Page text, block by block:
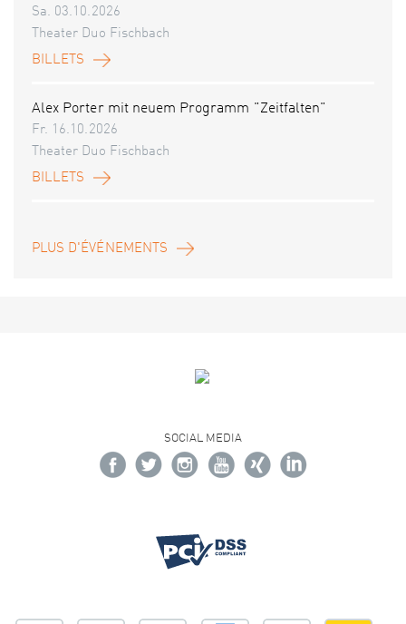
Sa. 03.10.2026
Theater Duo Fischbach
BILLETS
Alex Porter mit neuem Programm "Zeitfalten"
Fr. 16.10.2026
Theater Duo Fischbach
BILLETS
PLUS D'ÉVÉNEMENTS
SOCIAL MEDIA